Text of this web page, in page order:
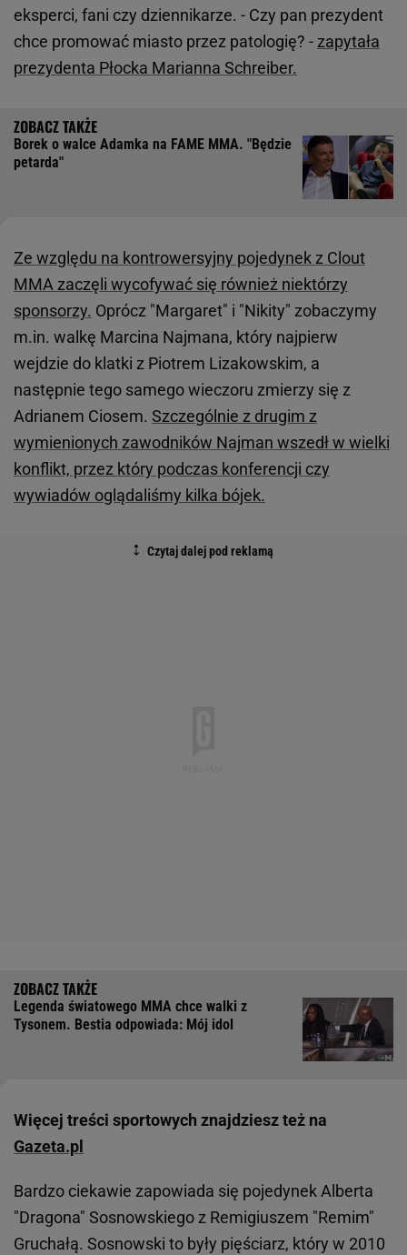
eksperci, fani czy dziennikarze. - Czy pan prezydent
chce promować miasto przez patologię? -zapytała
prezydenta Płocka Marianna Schreiber.
Borek o walce Adamka na FAME MMA. "Będzie
petarda"
Ze względu na kontrowersyjny pojedynek z Clout
MMA zaczęli wycofywać się również niektórzy
sponsorzy. Oprócz "Margaret" i "Nikity" zobaczymy
m.in. walkę Marcina Najmana, który najpierw
wejdzie do klatki z Piotrem Lizakowskim, a
następnie tego samego wieczoru zmierzy się z
Adrianem Ciosem. Szczególnie z drugim z
wymienionych zawodników Najman wszedł w wielki
konflikt, przez który podczas konferencji czy
wywiadów oglądaliśmy kilka bójek.
Legenda światowego MMA chce walki z
Tysonem. Bestia odpowiada: Mój idol
Więcej treści sportowych znajdziesz też na
Gazeta.pl
Bardzo ciekawie zapowiada się pojedynek Alberta
"Dragona" Sosnowskiego z Remigiuszem "Remim"
Gruchałą. Sosnowski to były pięściarz, który w 2010